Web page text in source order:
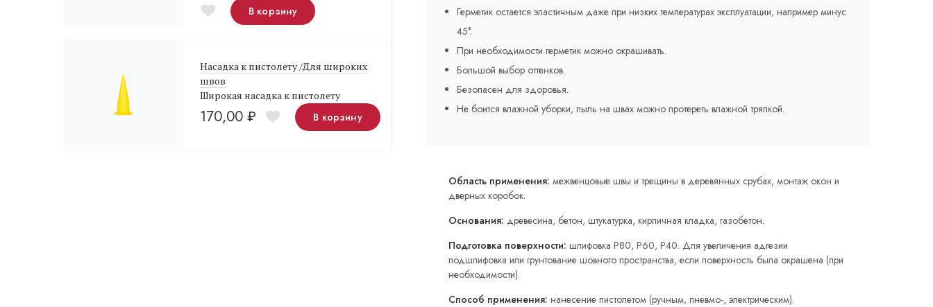
В корзину
Насадка к пистолету /Для широких
швов
Широкая насадка к пистолету
170,00 ₽ В корзину
Герметик остается эластичным даже при низких температурах эксплуатации, например минус
45°.
При необходимости герметик можно окрашивать.
Большой выбор оттенков.
Безопасен для здоровья.
Не боится влажной уборки, пыль на швах можно протереть влажной тряпкой.
Область применения: межвенцовые швы и трещины в деревянных срубах, монтаж окон и
дверных коробок.
Основания: древесина, бетон, штукатурка, кирпичная кладка, газобетон.
Подготовка поверхности: шлифовка Р80, Р60, Р40. Для увеличения адгезии
подшлифовка или грунтование шовного пространства, если поверхность была окрашена (при
необходимости).
Способ применения: нанесение пистолетом (ручным, пневмо-, электрическим).